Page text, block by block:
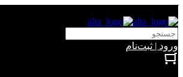
ورود | ثبت‌نام